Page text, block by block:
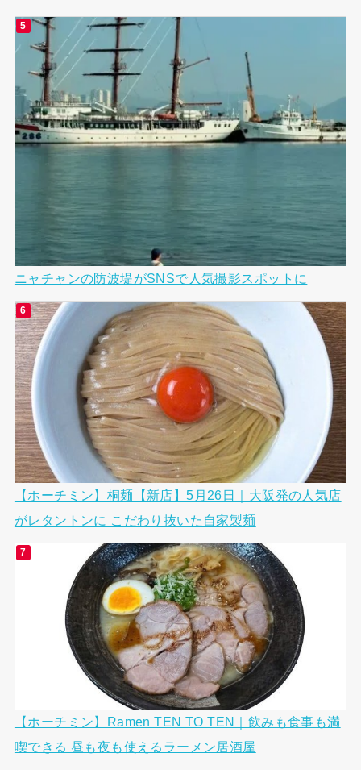
ニャチャンの防波堤がSNSで人気撮影スポットに
【ホーチミン】桐麺【新店】5月26日｜大阪発の人気店
がレタントンに こだわり抜いた自家製麺
【ホーチミン】Ramen TEN TO TEN｜飲みも食事も満
喫できる 昼も夜も使えるラーメン居酒屋